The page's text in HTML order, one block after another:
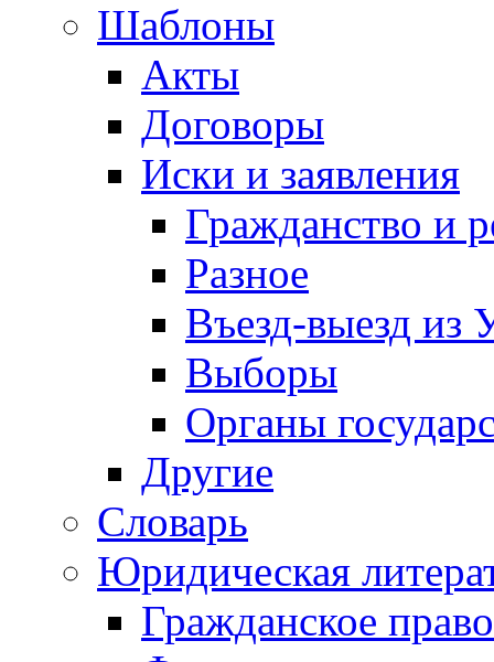
Шаблоны
Акты
Договоры
Иски и заявления
Гражданство и
Разное
Въезд-выезд из
Выборы
Органы
Другие
Словарь
Юридическая
Гражданское право